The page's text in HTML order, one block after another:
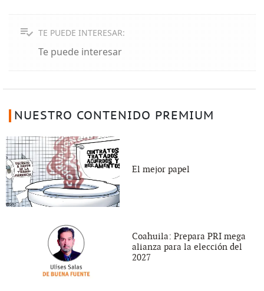
TE PUEDE INTERESAR:
Te puede interesar
NUESTRO CONTENIDO PREMIUM
El mejor papel
Coahuila: Prepara PRI mega
alianza para la elección del
2027